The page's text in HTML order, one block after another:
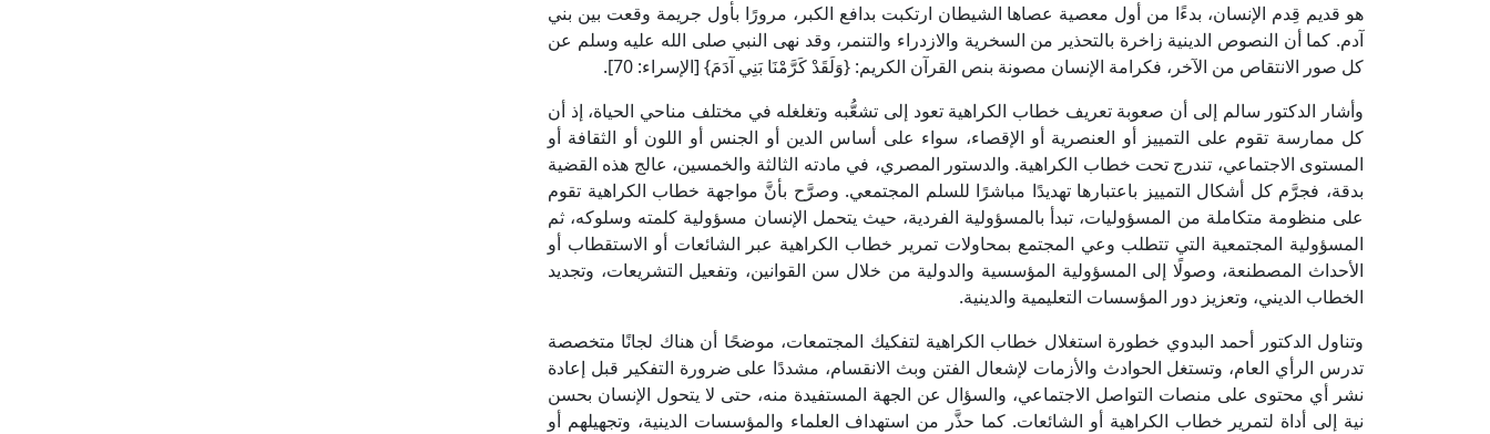
هو قديم قِدم الإنسان، بدءًا من أول معصية عصاها الشيطان ارتكبت بدافع الكبر، مرورًا بأول جريمة وقعت بين بني
آدم. كما أن النصوص الدينية زاخرة بالتحذير من السخرية والازدراء والتنمر، وقد نهى النبي صلى الله عليه وسلم عن
كل صور الانتقاص من الآخر، فكرامة الإنسان مصونة بنص القرآن الكريم: {وَلَقَدْ كَرَّمْنَا بَنِي آدَمَ} [الإسراء: 70].
وأشار الدكتور سالم إلى أن صعوبة تعريف خطاب الكراهية تعود إلى تشعُّبه وتغلغله في مختلف مناحي الحياة، إذ أن
كل ممارسة تقوم على التمييز أو العنصرية أو الإقصاء، سواء على أساس الدين أو الجنس أو اللون أو الثقافة أو
المستوى الاجتماعي، تندرج تحت خطاب الكراهية. والدستور المصري، في مادته الثالثة والخمسين، عالج هذه القضية
بدقة، فجرَّم كل أشكال التمييز باعتبارها تهديدًا مباشرًا للسلم المجتمعي. وصرَّح بأنَّ مواجهة خطاب الكراهية تقوم
على منظومة متكاملة من المسؤوليات، تبدأ بالمسؤولية الفردية، حيث يتحمل الإنسان مسؤولية كلمته وسلوكه، ثم
المسؤولية المجتمعية التي تتطلب وعي المجتمع بمحاولات تمرير خطاب الكراهية عبر الشائعات أو الاستقطاب أو
الأحداث المصطنعة، وصولًا إلى المسؤولية المؤسسية والدولية من خلال سن القوانين، وتفعيل التشريعات، وتجديد
الخطاب الديني، وتعزيز دور المؤسسات التعليمية والدينية.
وتناول الدكتور أحمد البدوي خطورة استغلال خطاب الكراهية لتفكيك المجتمعات، موضحًا أن هناك لجانًا متخصصة
تدرس الرأي العام، وتستغل الحوادث والأزمات لإشعال الفتن وبث الانقسام، مشددًا على ضرورة التفكير قبل إعادة
نشر أي محتوى على منصات التواصل الاجتماعي، والسؤال عن الجهة المستفيدة منه، حتى لا يتحول الإنسان بحسن
نية إلى أداة لتمرير خطاب الكراهية أو الشائعات. كما حذَّر من استهداف العلماء والمؤسسات الدينية، وتجهيلهم أو